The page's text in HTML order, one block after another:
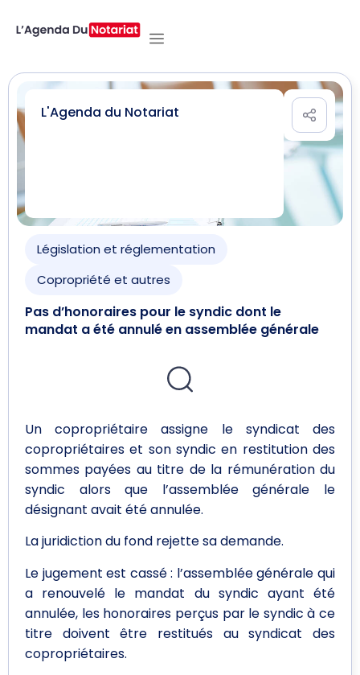
L'Agenda du Notariat
Législation et réglementation
Copropriété et autres
Pas d’honoraires pour le syndic dont le
mandat a été annulé en assemblée générale
Un copropriétaire assigne le syndicat des
copropriétaires et son syndic en restitution des
sommes payées au titre de la rémunération du
syndic alors que l’assemblée générale le
désignant avait été annulée.
La juridiction du fond rejette sa demande.
Le jugement est cassé : l’assemblée générale qui
a renouvelé le mandat du syndic ayant été
annulée, les honoraires perçus par le syndic à ce
titre doivent être restitués au syndicat des
copropriétaires.